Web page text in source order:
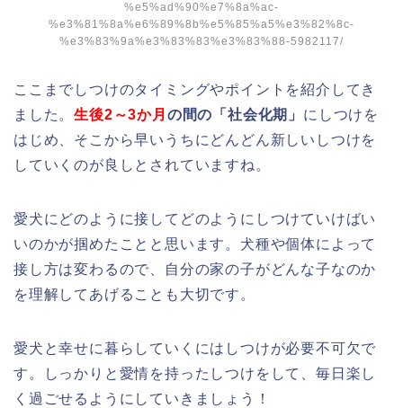
%e5%ad%90%e7%8a%ac-
%e3%81%8a%e6%89%8b%e5%85%a5%e3%82%8c-
%e3%83%9a%e3%83%83%e3%83%88-5982117/
ここまでしつけのタイミングやポイントを紹介してき
ました。生後2～3か月 の間の「社会化期」 にしつけを
はじめ、そこから早いうちにどんどん新しいしつけを
していくのが良しとされていますね。
愛犬にどのように接してどのようにしつけていけばい
いのかが掴めたことと思います。犬種や個体によって
接し方は変わるので、自分の家の子がどんな子なのか
を理解してあげることも大切です。
愛犬と幸せに暮らしていくにはしつけが必要不可欠で
す。しっかりと愛情を持ったしつけをして、毎日楽し
く過ごせるようにしていきましょう！